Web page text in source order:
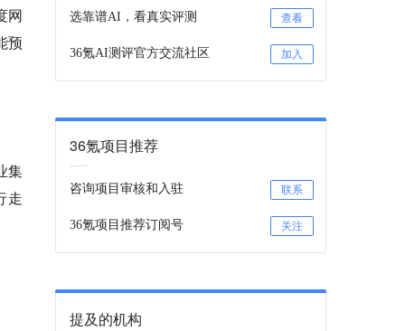
网
预
集
走
选靠谱AI，看真实评测 查看
36氪AI测评官方交流社区 加入
36氪项目推荐
咨询项目审核和入驻 联系
36氪项目推荐订阅号 关注
提及的机构